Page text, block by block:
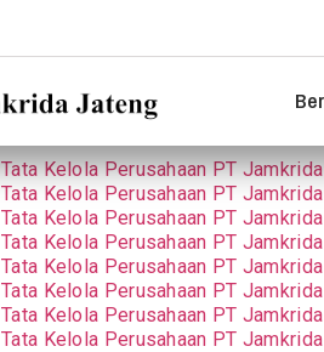
Tata Kelola Perusahaan PT
Tata Kelola Perusahaan PT
Tata Kelola Perusahaan PT
Tata Kelola Perusahaan PT
Tata Kelola Perusahaan PT
Tata Kelola Perusahaan PT
Tata Kelola Perusahaan PT
Tata Kelola Perusahaan PT